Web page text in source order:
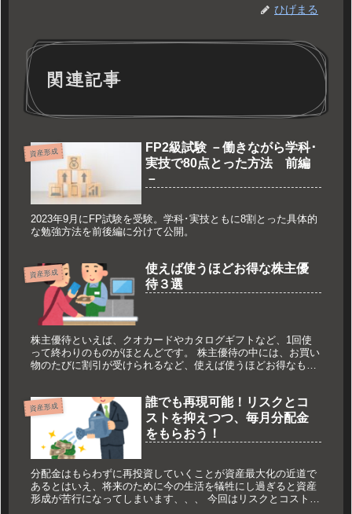
ひげまる
関連記事
資産形成
FP2級試験 －働きながら学科･
実技で80点とった方法 前編
－
2023年9月にFP試験を受験。学科･実技ともに8割とった具体的
な勉強方法を前後編に分けて公開。
資産形成
使えば使うほどお得な株主優
待３選
株主優待といえば、クオカードやカタログギフトなど、1回使
って終わりのものがほとんどです。 株主優待の中には、お買い
物のたびに割引が受けられるなど、使えば使うほどお得なもの
資産形成
誰でも再現可能！リスクとコ
ストを抑えつつ、毎月分配金
をもらおう！
分配金はもらわずに再投資していくことが資産最大化の近道で
あるとはいえ、将来のために今の生活を犠牲にし過ぎると資産
形成が苦行になってしまいます、、、 今回はリスクとコストを